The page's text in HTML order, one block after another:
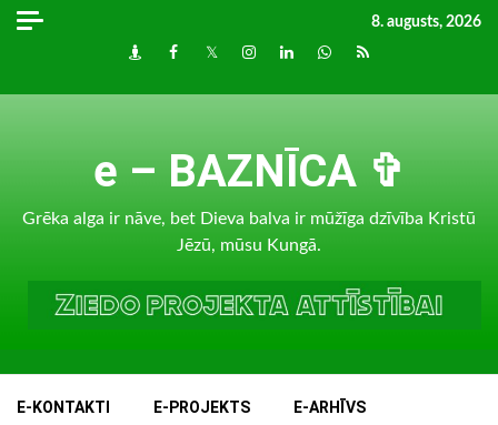
Skip
8. augusts, 2026
DraugiemFacebook
TwitterInstagram
LinkedInwhatsapp
RSS
e – BAZNĪCA ✞
Grēka alga ir nāve, bet Dieva balva ir mūžīga dzīvība Kristū
Jēzū, mūsu Kungā.
E-KONTAKTI E-PROJEKTS E-ARHĪVS